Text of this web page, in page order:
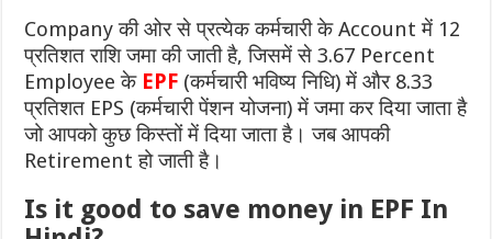
Company की ओर से प्रत्येक कर्मचारी के Account में 12
प्रतिशत राशि जमा की जाती है, जिसमें से 3.67 Percent
Employee के EPF (कर्मचारी भविष्य निधि) में और 8.33
प्रतिशत EPS (कर्मचारी पेंशन योजना) में जमा कर दिया जाता है
जो आपको कुछ किस्तों में दिया जाता है। जब आपकी
Retirement हो जाती है।
Is it good to save money in EPF In